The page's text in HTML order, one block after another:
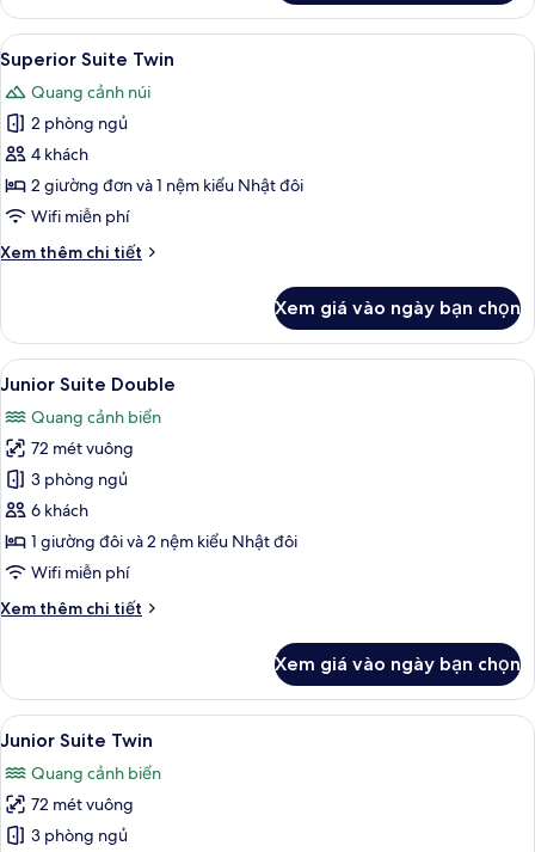
Superior
Suite
Double
Xem
tất
cả
ảnh
Superior
Suite
Twin
TV màn hình phẳng 55-inch có
7
Superior Suite Twin
Quang cảnh núi
2 phòng ngủ
4 khách
2 giường đơn và 1 nệm kiểu Nhật đôi
Wifi miễn phí
Xem thêm chi tiết
Chi
Superior
Suite
Twin
Xem giá vào ngày bạn chọn
Xem
tất
cả
ảnh
Junior
Suite
Double
TV màn hình phẳng 55-inch có
8
Junior Suite Double
Quang cảnh biển
72 mét vuông
3 phòng ngủ
6 khách
1 giường đôi và 2 nệm kiểu Nhật đôi
Wifi miễn phí
Xem thêm chi tiết
Chi
Junior
Suite
Double
Xem giá vào ngày bạn chọn
Xem
tất
cả
ảnh
Junior
TV màn hình phẳng 55-inch có
8
Junior Suite Twin
Quang cảnh biển
72 mét vuông
3 phòng ngủ